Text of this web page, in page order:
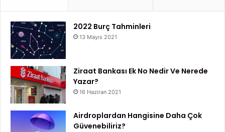
2022 Burç Tahminleri
13 Mayıs 2021
Ziraat Bankası Ek No Nedir Ve Nerede
Yazar?
16 Haziran 2021
Airdroplardan Hangisine Daha Çok
Güvenebiliriz?